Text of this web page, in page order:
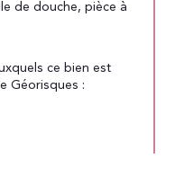
de douche, pièce à
ce bien est
Géorisques :